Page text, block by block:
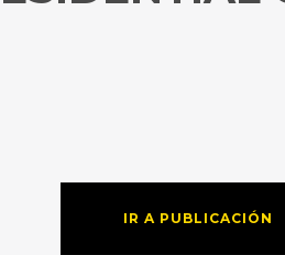
IR A PUBLICACIÓN